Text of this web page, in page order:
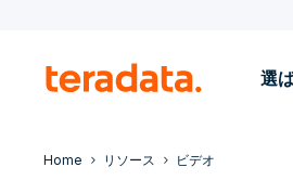
選
Home リソース ビデオ